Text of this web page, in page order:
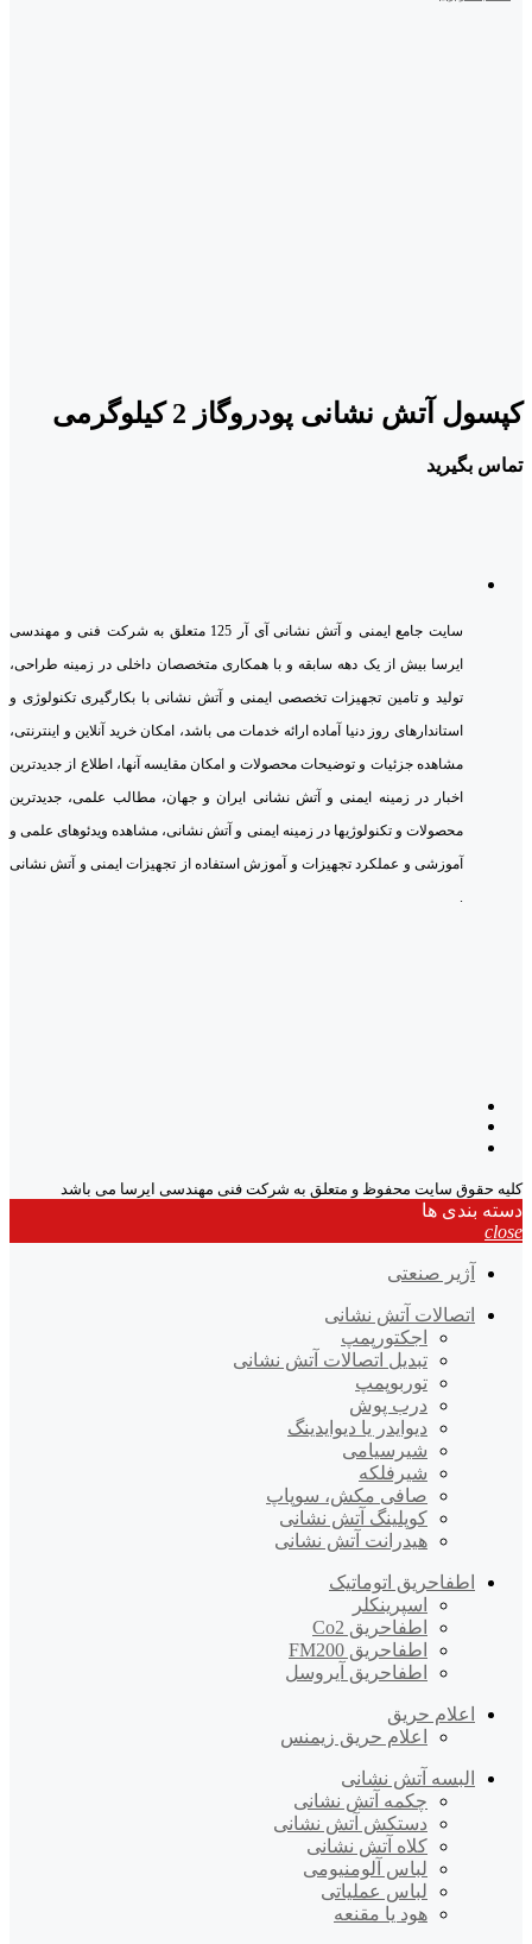
کپسول آتش نشانی پودروگاز 2 کیلوگرمی
تماس بگیرید
سایت جامع ایمنی و آتش نشانی آی آر 125 متعلق به شرکت فنی و مهندسی
ایرسا بیش از یک دهه سابقه و با همکاری متخصصان داخلی در زمینه طراحی،
تولید و تامین تجهیزات تخصصی ایمنی و آتش نشانی با بکارگیری تکنولوژی و
استاندارهای روز دنیا آماده ارائه خدمات می باشد، امکان خرید آنلاین و اینترنتی،
مشاهده جزئیات و توضیحات محصولات و امکان مقایسه آنها، اطلاع از جدیدترین
اخبار در زمینه ایمنی و آتش نشانی ایران و جهان، مطالب علمی، جدیدترین
محصولات و تکنولوژیها در زمینه ایمنی و آتش نشانی، مشاهده ویدئوهای علمی و
آموزشی و عملکرد تجهیزات و آموزش استفاده از تجهیزات ایمنی و آتش نشانی
.
کلیه حقوق سایت محفوظ و متعلق به شرکت فنی مهندسی ایرسا می باشد
دسته بندی ها
close
آژیر صنعتی
اتصالات آتش نشانی
اجکتورپمپ
تبدیل اتصالات آتش نشانی
توربوپمپ
درب پوش
دیوایدر یا دیوایدینگ
شیرسیامی
شیرفلکه
صافی مکش، سوپاپ
کوپلینگ آتش نشانی
هیدرانت آتش نشانی
اطفاحریق اتوماتیک
اسپرینکلر
اطفاحریق Co2
اطفاحریق FM200
اطفاحریق آیروسل
اعلام حریق
اعلام حریق زیمنس
البسه آتش نشانی
چکمه آتش نشانی
دستکش آتش نشانی
کلاه آتش نشانی
لباس آلومنیومی
لباس عملیاتی
هود یا مقنعه